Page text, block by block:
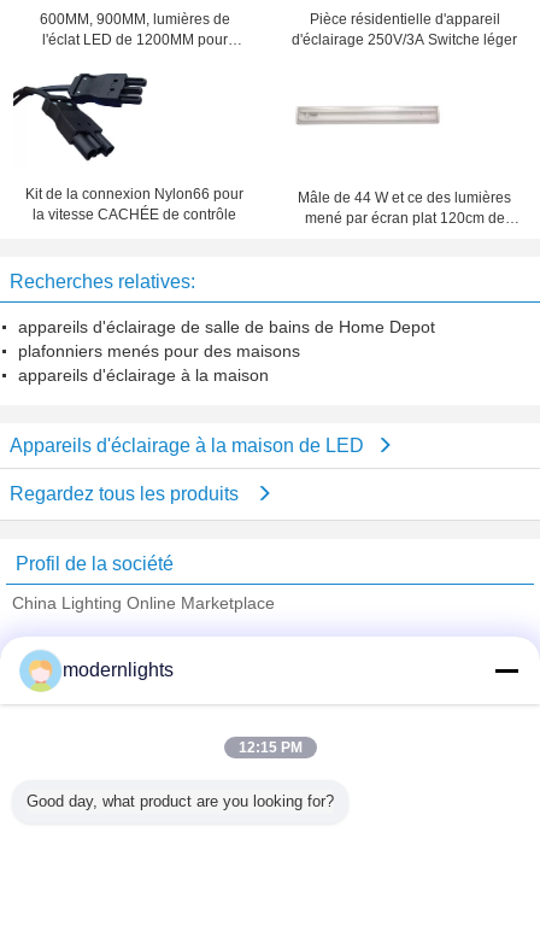
600MM, 900MM, lumières de
l'éclat LED de 1200MM pour
Pièce résidentielle d'appareil
d'éclairage 250V/3A Switche léger
Kit de la connexion Nylon66 pour
la vitesse CACHÉE de contrôle
Mâle de 44 W et ce des lumières
mené par écran plat 120cm de
Recherches relatives:
appareils d'éclairage de salle de bains de Home Depot
plafonniers menés pour des maisons
appareils d'éclairage à la maison
Appareils d'éclairage à la maison de LED
Regardez tous les produits
Profil de la société
China Lighting Online Marketplace
Trust Seal
Verified Suplier
Tous les produits
modernlights
12:15 PM
Good day, what product are you looking for?